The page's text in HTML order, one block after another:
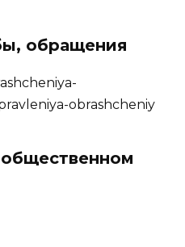
обращения
obrashcheniy